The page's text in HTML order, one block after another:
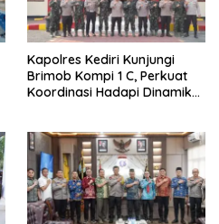
Kapolres Kediri Kunjungi
Brimob Kompi 1 C, Perkuat
Koordinasi Hadapi Dinamika